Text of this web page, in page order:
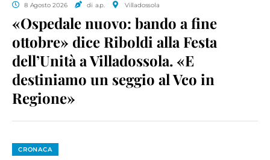
8 Agosto 2026 di a.p. Villadossola
«Ospedale nuovo: bando a fine
ottobre» dice Riboldi alla Festa
dell’Unità a Villadossola. «E
destiniamo un seggio al Vco in
Regione»
CRONACA